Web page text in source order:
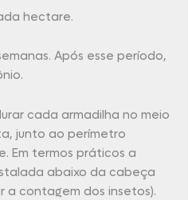
hectare.
Após esse período,
cada armadilha no meio
junto ao perímetro
Em termos práticos a
abaixo da cabeça
contagem dos insetos).